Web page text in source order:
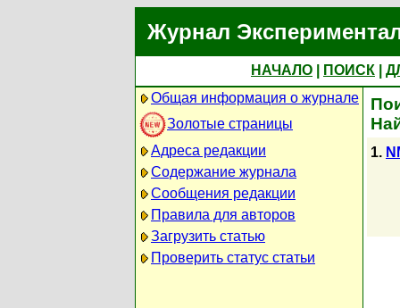
Журнал
НАЧАЛО ПОИСК
Общая информация о журнале
Золотые страницы
Адреса редакции
Содержание журнала
Сообщения редакции
Правила для авторов
Загрузить статью
Проверить статус статьи
1.